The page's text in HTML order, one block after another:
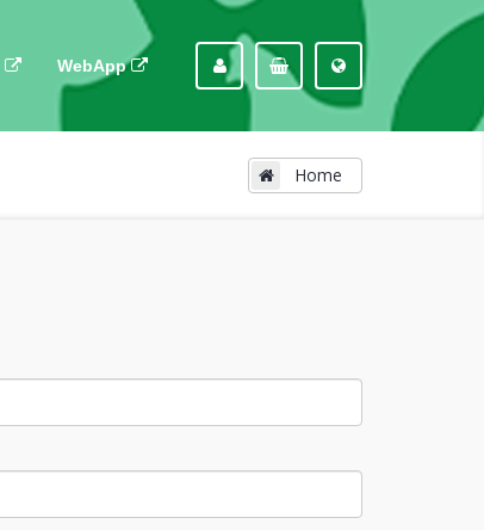
WebApp
Home